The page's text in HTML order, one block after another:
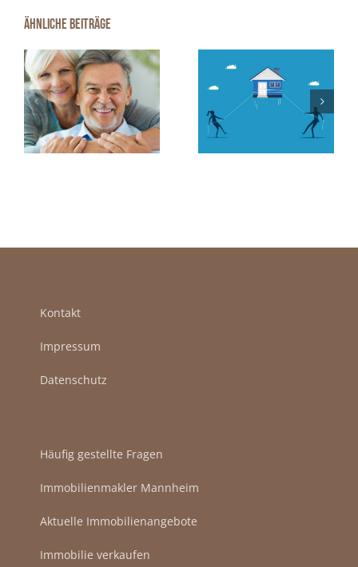
Ähnliche Beiträge
Scheidungsimmobilie:
Zwangsversteigerung
unbedingt
vermieden
2025:
Schwieriger,
aber nicht
unmöglich
Kontakt
Impressum
Datenschutz
Häufig gestellte Fragen
Immobilienmakler Mannheim
Aktuelle Immobilienangebote
Immobilie verkaufen